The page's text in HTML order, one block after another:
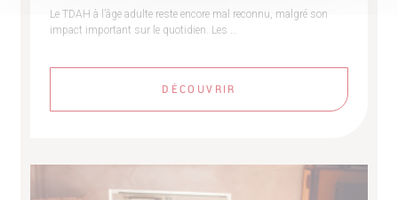
Le TDAH à l’âge adulte reste encore mal reconnu, malgré son
impact important sur le quotidien. Les …
DÉCOUVRIR